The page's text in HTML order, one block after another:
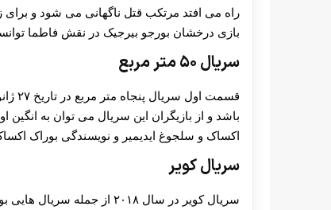
راه می افتد مرتکب قتل ناگهانی می شود و برای
بازی درخشان بورجو بیرجیک در نقش فاطما
سریال ۵۰ متر مربع
باشد و از بازیگران این سریال می توان به انگین
اکساک و سلجوغ ایدیمیر و نویسندگی بوراک
سریال کویر
سریال کویر در سال ۲۰۱۸